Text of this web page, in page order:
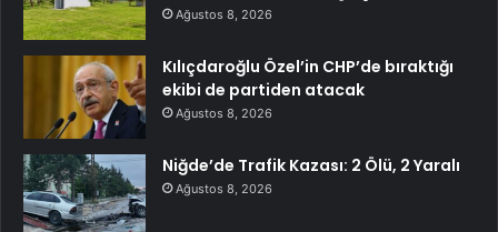
Ağustos 8, 2026
Kılıçdaroğlu Özel’in CHP’de bıraktığı
ekibi de partiden atacak
Ağustos 8, 2026
Niğde’de Trafik Kazası: 2 Ölü, 2 Yaralı
Ağustos 8, 2026